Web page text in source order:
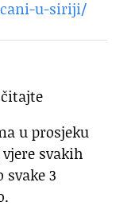
u-siriji/
u prosjeku
svakih
svake 3